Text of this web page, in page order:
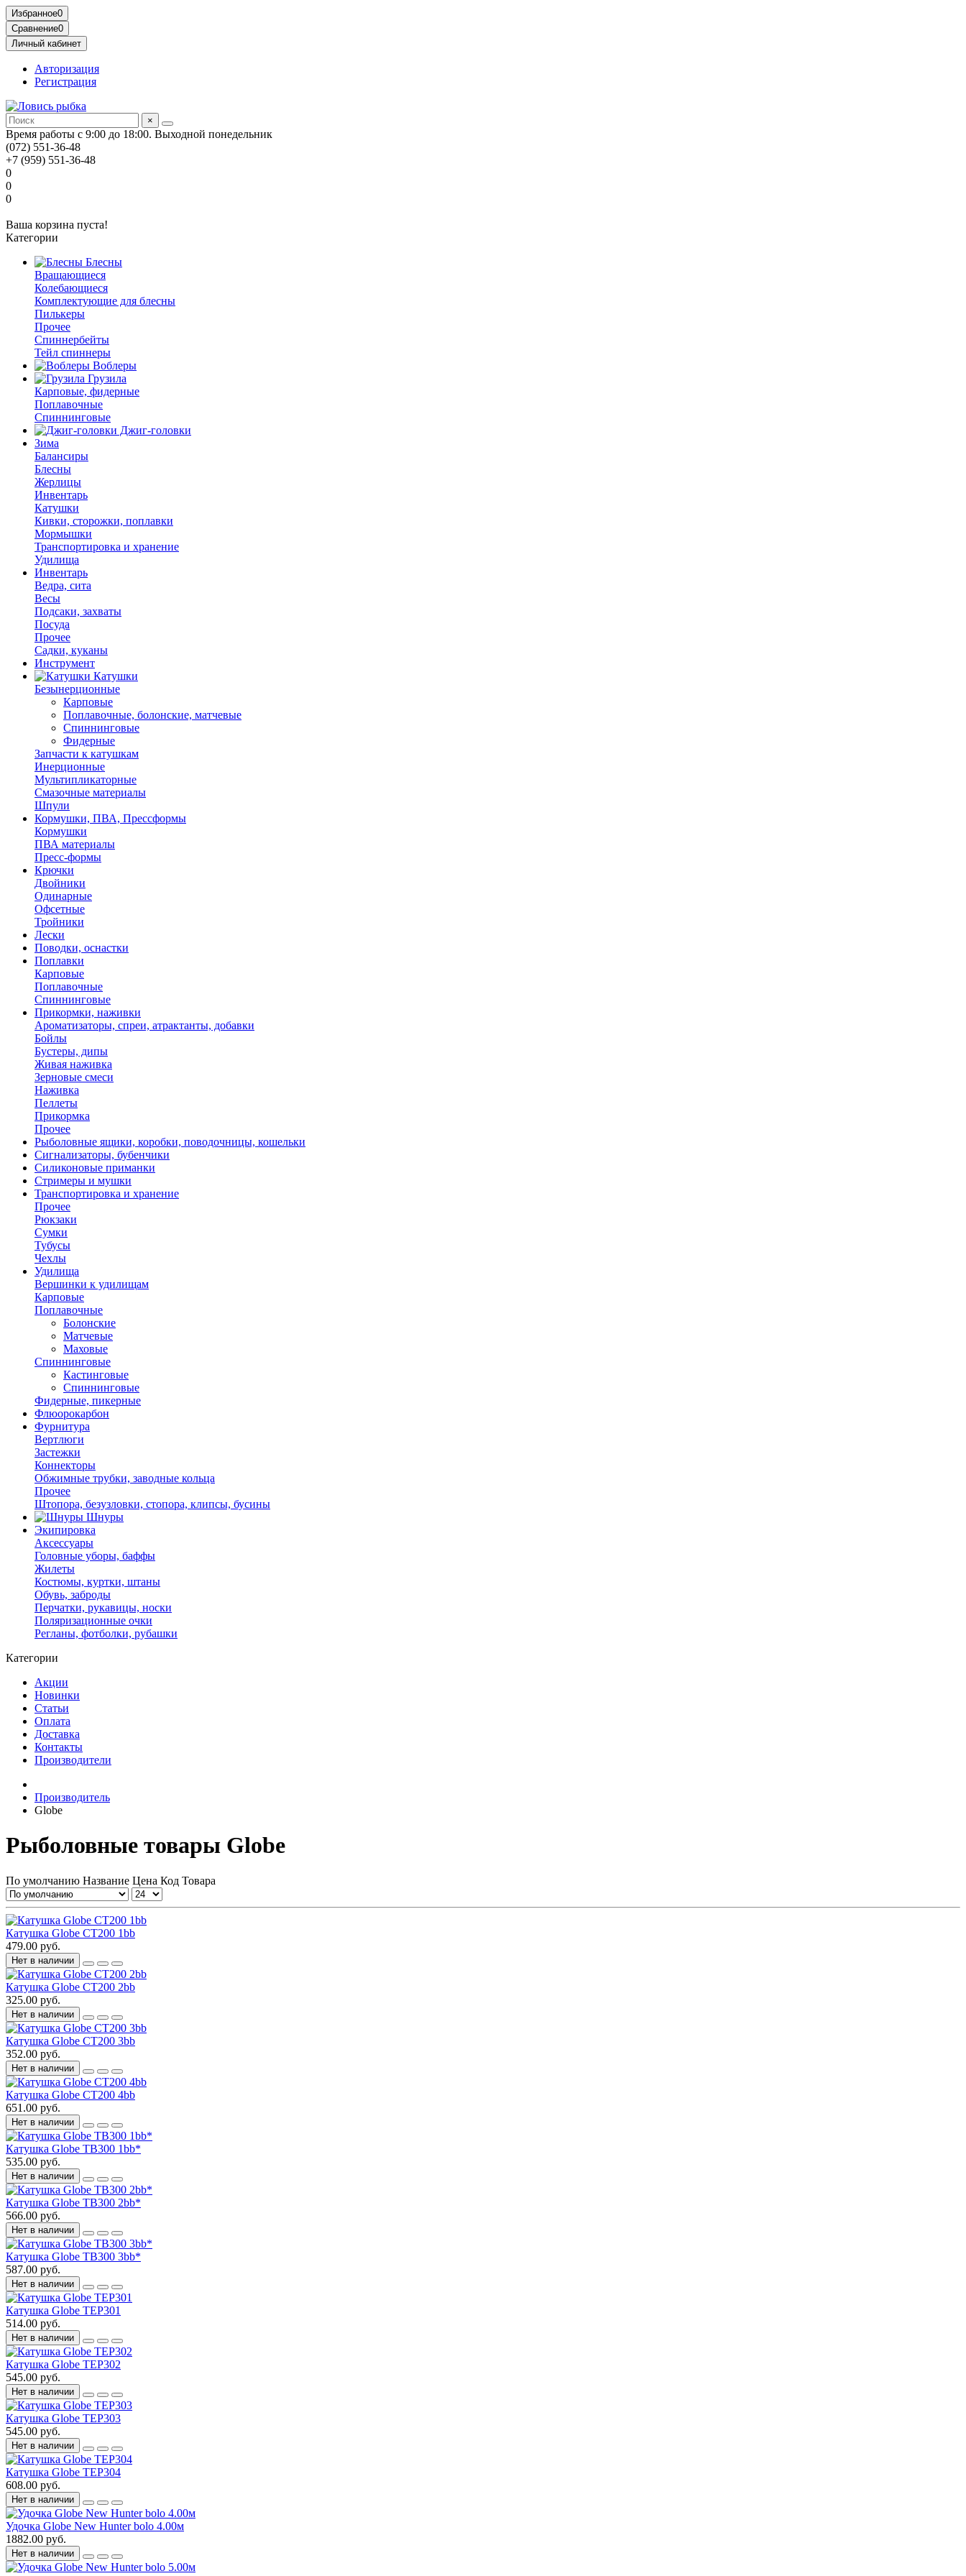
Избранное0
Сравнение0
Личный кабинет
Авторизация
Регистрация
×
Время работы с 9:00 до 18:00. Выходной понедельник
(072) 551-36-48
+7 (959) 551-36-48
0
0
0
Ваша корзина пуста!
Категории
Блесны
Вращающиеся
Колебающиеся
Комплектующие для блесны
Пилькеры
Прочее
Спиннербейты
Тейл спиннеры
Воблеры
Грузила
Карповые, фидерные
Поплавочные
Спиннинговые
Джиг-головки
Зима
Балансиры
Блесны
Жерлицы
Инвентарь
Катушки
Кивки, сторожки, поплавки
Мормышки
Транспортировка и хранение
Удилища
Инвентарь
Ведра, сита
Весы
Подсаки, захваты
Посуда
Прочее
Садки, куканы
Инструмент
Катушки
Безынерционные
Карповые
Поплавочные, болонские, матчевые
Спиннинговые
Фидерные
Запчасти к катушкам
Инерционные
Мультипликаторные
Смазочные материалы
Шпули
Кормушки, ПВА, Прессформы
Кормушки
ПВА материалы
Пресс-формы
Крючки
Двойники
Одинарные
Офсетные
Тройники
Лески
Поводки, оснастки
Поплавки
Карповые
Поплавочные
Спиннинговые
Прикормки, наживки
Ароматизаторы, спреи, атрактанты, добавки
Бойлы
Бустеры, дипы
Живая наживка
Зерновые смеси
Наживка
Пеллеты
Прикормка
Прочее
Рыболовные ящики, коробки, поводочницы, кошельки
Сигнализаторы, бубенчики
Силиконовые приманки
Стримеры и мушки
Транспортировка и хранение
Прочее
Рюкзаки
Сумки
Тубусы
Чехлы
Удилища
Вершинки к удилищам
Карповые
Поплавочные
Болонские
Матчевые
Маховые
Спиннинговые
Кастинговые
Спиннинговые
Фидерные, пикерные
Флюорокарбон
Фурнитура
Вертлюги
Застежки
Коннекторы
Обжимные трубки, заводные кольца
Прочее
Штопора, безузловки, стопора, клипсы, бусины
Шнуры
Экипировка
Аксессуары
Головные уборы, баффы
Жилеты
Костюмы, куртки, штаны
Обувь, заброды
Перчатки, рукавицы, носки
Поляризационные очки
Регланы, фотболки, рубашки
Категории
Акции
Новинки
Статьи
Оплата
Доставка
Контакты
Производители
Производитель
Globe
Рыболовные товары Globe
По умолчанию Название Цена Код Товара
Катушка Globe CT200 1bb
479.00 руб.
Нет в наличии
Катушка Globe CT200 2bb
325.00 руб.
Нет в наличии
Катушка Globe CT200 3bb
352.00 руб.
Нет в наличии
Катушка Globe CT200 4bb
651.00 руб.
Нет в наличии
Катушка Globe TB300 1bb*
535.00 руб.
Нет в наличии
Катушка Globe TB300 2bb*
566.00 руб.
Нет в наличии
Катушка Globe TB300 3bb*
587.00 руб.
Нет в наличии
Катушка Globe TEP301
514.00 руб.
Нет в наличии
Катушка Globe TEP302
545.00 руб.
Нет в наличии
Катушка Globe TEP303
545.00 руб.
Нет в наличии
Катушка Globe TEP304
608.00 руб.
Нет в наличии
Удочка Globe New Hunter bolo 4.00м
1882.00 руб.
Нет в наличии